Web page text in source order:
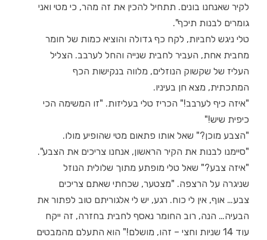
לקיר שאנחנו בונים. תתחיל להכין את זה מהר, כי מטי ואני
גומרים לבנות תיכף".
טלי ניגש לחביות, לקח כף גדולה והוציא כמות של חומר
מחבית אחת, העביר לחבית שנייה והחל לערבב. הצליל
העליז של שקשוק הנוזלים, מלווה בנקישות הכף
המתכתית, מצא חן בעיניו.
"איזה כיף לערבב!" הכריז טלי בעליזות. "זו המשימה הכי
כיפית שיש!"
"הצבע מוכן?" שאל אותו פתאום מטי שהופיע מולו.
"סיימנו לבנות את הקיר הראשון, אנחנו צריכים את הצבע".
"איזה צבע?" שאל טלי מופתע מתוך שלולית הנוזל
שניגרה על הרצפה. "מצטער, שכחתי שאתם צריכים
צבע… אוף, אין לי כוח. רגע, יש לי אלגוריתם טוב לפתור את
הבעיה… הנה, רוב החומר נאסף לחבית בחזרה, זה ייקח
עוד 14 שניות וחצי – זהו, מושלם!" הוא התעלם מהמבטים